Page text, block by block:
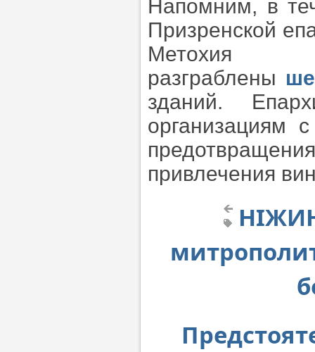
Напомним, в
Призренской
разграблены
зданий.
организациям
привлечения